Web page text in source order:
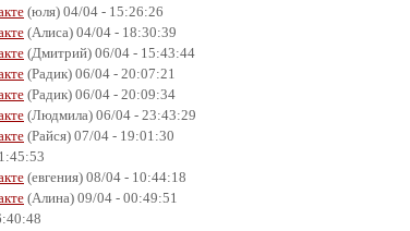
(юля) 04/04 - 15:26:26
(Алиса) 04/04 - 18:30:39
(Дмитрий) 06/04 - 15:43:44
(Радик) 06/04 - 20:07:21
(Радик) 06/04 - 20:09:34
(Людмила) 06/04 - 23:43:29
(Райся) 07/04 - 19:01:30
(евгения) 08/04 - 10:44:18
(Алина) 09/04 - 00:49:51